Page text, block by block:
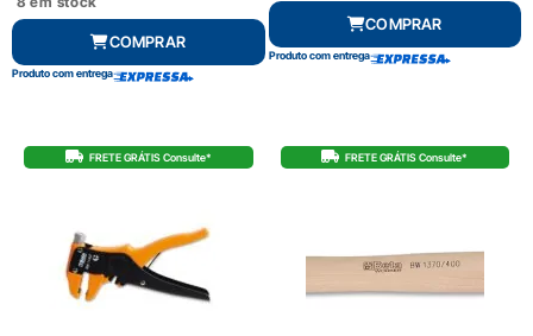
COMPRAR
Produto com entrega
COMPRAR
Produto com entrega
FRETE GRÁTIS Consulte* FRETE GRÁTIS Consulte*